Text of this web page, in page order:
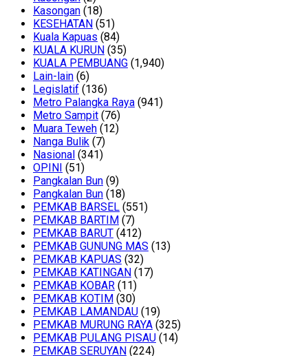
Kasongan (18)
KESEHATAN (51)
Kuala Kapuas (84)
KUALA KURUN (35)
KUALA PEMBUANG (1,940)
Lain-lain (6)
Legislatif (136)
Metro Palangka Raya (941)
Metro Sampit (76)
Muara Teweh (12)
Nanga Bulik (7)
Nasional (341)
OPINI (51)
Pangkalan Bun (9)
Pangkalan Bun (18)
PEMKAB BARSEL (551)
PEMKAB BARTIM (7)
PEMKAB BARUT (412)
PEMKAB GUNUNG MAS (13)
PEMKAB KAPUAS (32)
PEMKAB KATINGAN (17)
PEMKAB KOBAR (11)
PEMKAB KOTIM (30)
PEMKAB LAMANDAU (19)
PEMKAB MURUNG RAYA (325)
PEMKAB PULANG PISAU (14)
PEMKAB SERUYAN (224)